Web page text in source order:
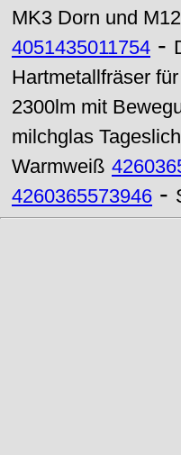
MK3 Dorn und
4051435011754 -
Hartmetallfräser
2300lm mit
milchglas
Warmweiß
4260365573946 -